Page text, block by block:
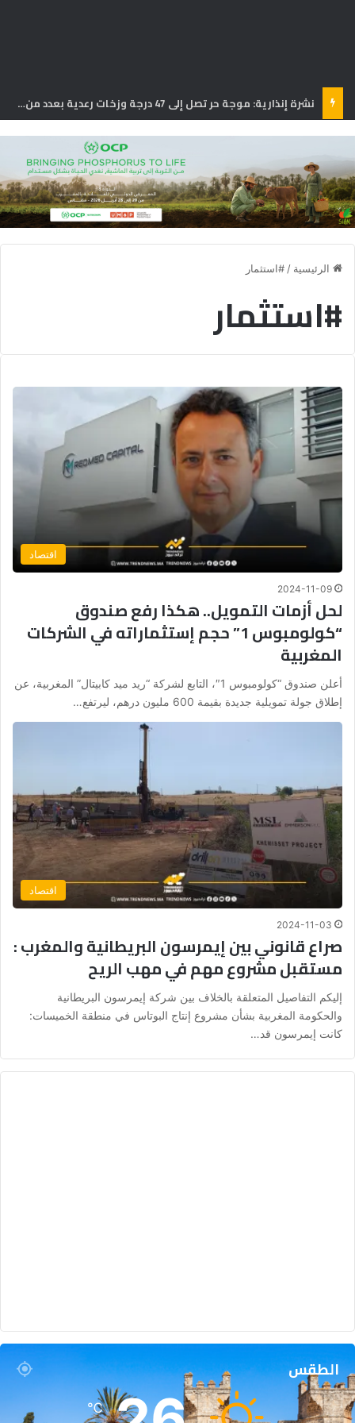
نشرة إنذارية: موجة حر تصل إلى 47 درجة وزخات رعدية بعدد من مناطق المملكة
الرئيسية / #استثمار
#استثمار
اقتصاد
2024-11-09
لحل أزمات التمويل.. هكذا رفع صندوق
“كولومبوس 1” حجم إستثماراته في الشركات
المغربية
أعلن صندوق “كولومبوس 1″، التابع لشركة “ريد ميد كابيتال” المغربية، عن
إطلاق جولة تمويلية جديدة بقيمة 600 مليون درهم، ليرتفع…
اقتصاد
2024-11-03
صراع قانوني بين إيمرسون البريطانية والمغرب :
مستقبل مشروع مهم في مهب الريح
إليكم التفاصيل المتعلقة بالخلاف بين شركة إيمرسون البريطانية
والحكومة المغربية بشأن مشروع إنتاج البوتاس في منطقة الخميسات:
كانت إيمرسون قد…
الطقس
℃